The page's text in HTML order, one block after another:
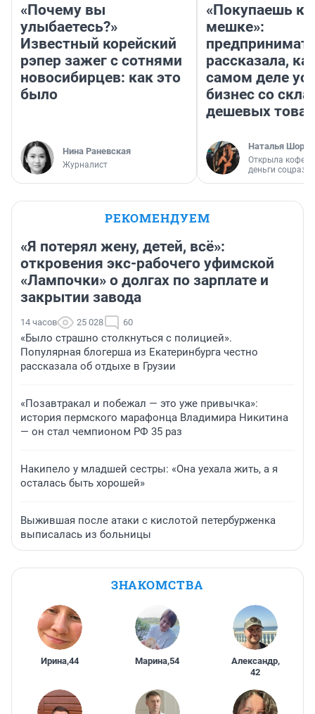
«Почему вы
улыбаетесь?»
Известный корейский
рэпер зажег с сотнями
новосибирцев: как это
было
Нина Раневская
Журналист
«Покупаешь
мешке»:
рассказала,
самом деле
бизнес со
дешевых
Наталья
Открыла
деньги
РЕКОМЕНДУЕМ
«Я потерял жену, детей, всё»:
откровения экс-рабочего уфимской
«Лампочки» о долгах по зарплате и
закрытии завода
14 часов 25 028 60
«Было страшно столкнуться с полицией».
Популярная блогерша из Екатеринбурга честно
рассказала об отдыхе в Грузии
«Позавтракал и побежал — это уже привычка»:
история пермского марафонца Владимира Никитина
— он стал чемпионом РФ 35 раз
Накипело у младшей сестры: «Она уехала жить, а я
осталась быть хорошей»
Выжившая после атаки с кислотой петербурженка
выписалась из больницы
ЗНАКОМСТВА
Ирина,44 Марина,54 Александр,
42